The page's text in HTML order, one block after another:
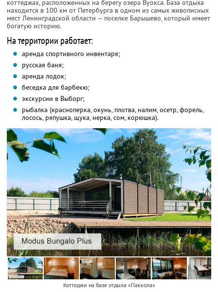
коттеджах, расположенных на берегу озера Вуокса. База отдыха
находится в 100 км от Петербурга в одном из самых живописных
мест Ленинградской области — поселке Барышево, который имеет
богатую историю.
На территории работает:
аренда спортивного инвентаря;
русская баня;
аренда лодок;
беседка для барбекю;
экскурсии в Выборг;
рыбалка (красноперка, окунь, плотва, налим, осетр, форель,
лосось, ряпушка, щука, нерка, сом, корюшка).
Коттеджи на базе отдыха «Паккола»